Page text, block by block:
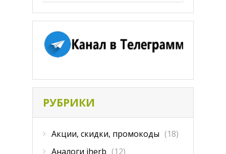
РУБРИКИ
Акции, скидки, промокоды (18)
Аналоги iherb (12)